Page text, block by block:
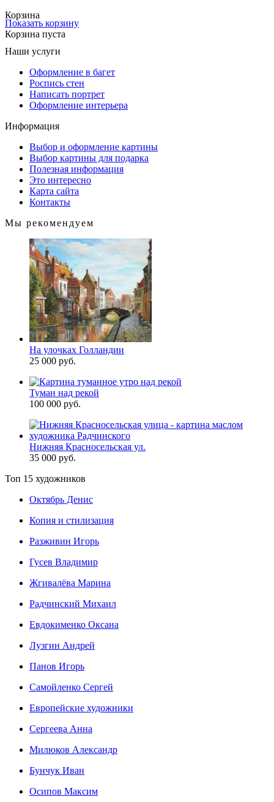
Корзина
Показать корзину
Корзина пуста
Наши услуги
Оформление в багет
Роспись стен
Написать портрет
Оформление интерьера
Информация
Выбор и оформление картины
Выбор картины для подарка
Полезная информация
Это интересно
Карта сайта
Контакты
Мы рекомендуем
На улочках Голландии
25 000 руб.
Туман над рекой
100 000 руб.
Нижняя Красносельская ул.
35 000 руб.
Топ 15 художников
Октябрь Денис
Копия и стилизация
Разживин Игорь
Гусев Владимир
Жгивалёва Марина
Радчинский Михаил
Евдокименко Оксана
Лузгин Андрей
Панов Игорь
Сaмoйленко Сергей
Европейские художники
Сергеева Анна
Милюков Александр
Бунчук Иван
Осипoв Максим